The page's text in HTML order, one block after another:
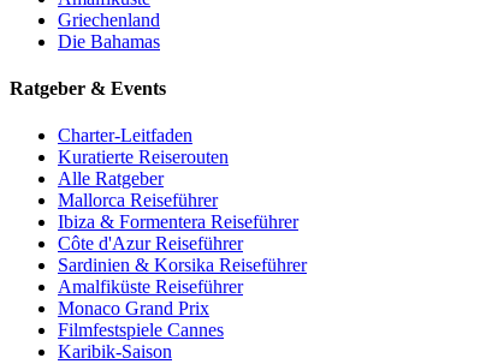
Griechenland
Die Bahamas
Ratgeber & Events
Charter-Leitfaden
Kuratierte Reiserouten
Alle Ratgeber
Mallorca Reiseführer
Ibiza & Formentera Reiseführer
Côte d'Azur Reiseführer
Sardinien & Korsika Reiseführer
Amalfiküste Reiseführer
Monaco Grand Prix
Filmfestspiele Cannes
Karibik-Saison